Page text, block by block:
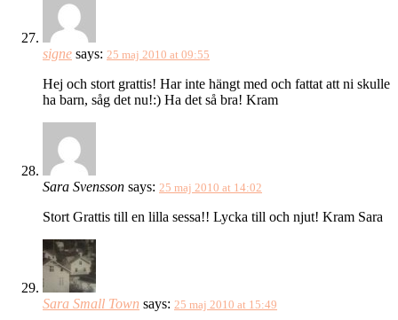
signe says: 25 maj 2010 at 09:55
Hej och stort grattis! Har inte hängt med och fattat att ni skulle
ha barn, såg det nu!:) Ha det så bra! Kram
Sara Svensson says: 25 maj 2010 at 14:02
Stort Grattis till en lilla sessa!! Lycka till och njut! Kram Sara
Sara Small Town says: 25 maj 2010 at 15:49